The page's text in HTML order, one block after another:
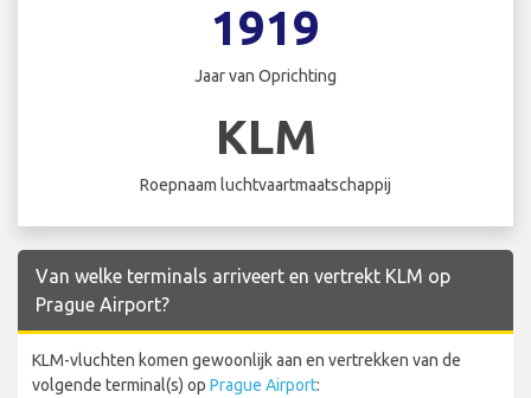
1919
Jaar van Oprichting
KLM
Roepnaam luchtvaartmaatschappij
Van welke terminals arriveert en vertrekt KLM op
Prague Airport?
KLM-vluchten komen gewoonlijk aan en vertrekken van de
volgende terminal(s) op Prague Airport: